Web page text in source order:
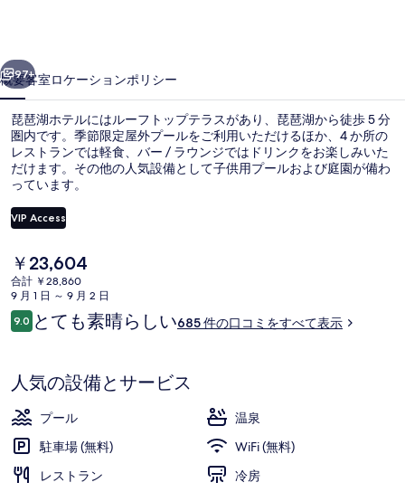
写
真
ギ
ャ
ラ
リ
97+
概要客室ロケーションポリシー
琵琶湖ホテルにはルーフトップテラスがあり、琵琶湖から徒歩 5 分
圏内です。季節限定屋外プールをご利用いただけるほか、4 か所の
レストランでは軽食、バー / ラウンジではドリンクをお楽しみいた
だけます。その他の人気設備として子供用プールおよび庭園が備わ
っています。
VIP Access
現
在
の
料
金
で
す
￥23,604
合計 ￥28,860
9 月 1 日 ～ 9 月 2 日
口
コ
9.010段階中9.0
とても素晴らしい685 件の口コミをすべて表示
人気の設備とサービス
プール
温泉
駐車場 (無料)
WiFi (無料)
レストラン
冷房